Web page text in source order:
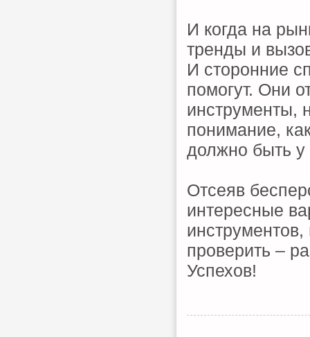
И когда на
тренды и
И сторонние
помогут. Они
инструменты,
понимание,
должно быть у
Отсеяв
интересные
проверить –
Успехов!